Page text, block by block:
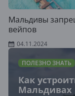
Мальдивы
вейпов
04.11.2024
ПОЛЕЗНО ЗНАТЬ
Как
Мальдивах